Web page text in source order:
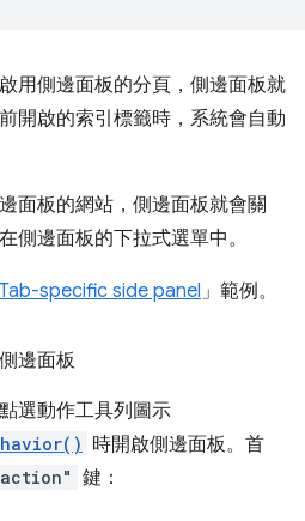
用側邊面板的分頁，側邊面板就
開啟的索引標籤時，系統會自動
面板的網站，側邊面板就會關
側邊面板的下拉式選單中。
Tab-specific side panel」範例。
邊面板
選動作工具列圖示
時開啟側邊面板。首
鍵：